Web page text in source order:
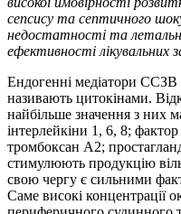
сепсису та септичного
недостатності та
ефективності лікувальних
Ендогенні медіатори ССЗВ
називають цитокінами.
найбільше значення з них
інтерлейкіни 1, 6, 8;
тромбоксан А2;
стимулюють продукцію
свою чергу є сильними
Саме високі концентрації